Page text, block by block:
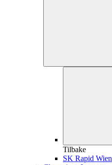
Tilbake
SK Rapid Wien